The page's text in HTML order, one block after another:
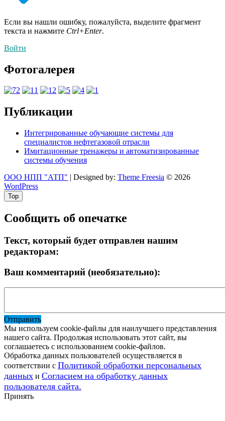
Если вы нашли ошибку, пожалуйста, выделите фрагмент
текста и нажмите Ctrl+Enter.
Войти
Фотогалерея
Публикации
Интегрированные обучающие системы для
специалистов нефтегазовой отрасли
Имитационные тренажеры и автоматизированные
системы обучения
ООО НПП "АТП" | Designed by: Theme Freesia © 2026
WordPress
Top
Сообщить об опечатке
Текст, который будет отправлен нашим
редакторам:
Ваш комментарий (необязательно):
Отправить
Мы используем cookie-файлы для наилучшего представления
нашего сайта. Продолжая использовать этот сайт, вы
соглашаетесь с использованием cookie-файлов.
Обработка данных пользователей осуществляется в
соответствии с Политикой обработки персональных
данных и Согласием на обработку данных
пользователя сайта.
Принять